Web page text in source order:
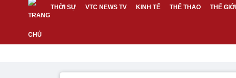
THỜI SỰ VTC NEWS TV KINH TẾ THỂ THAO THẾ GIỚI